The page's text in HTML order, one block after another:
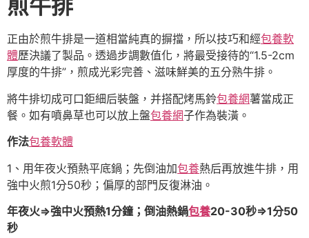
煎牛排
正由於煎牛排是一道相當純真的摒擋，所以技巧和經包養軟
體歷決議了製品。透過步調數值化，將最受接待的“1.5-2cm
厚度的牛排”，煎成光彩完善、滋味鮮美的五分熟牛排。
將牛排切成可口鉅細后裝盤，并搭配烤馬鈴包養網薯當成正
餐。如有噴鼻草也可以放上盤包養網子作為裝潢。
作法包養軟體
1、用年夜火預熱平底鍋；先倒油加包養熱后再放進牛排，用
強中火煎1分50秒；偏厚的部門反復淋油。
年夜火⇒強中火預熱1分鐘；倒油熱鍋包養20-30秒⇒1分50
秒